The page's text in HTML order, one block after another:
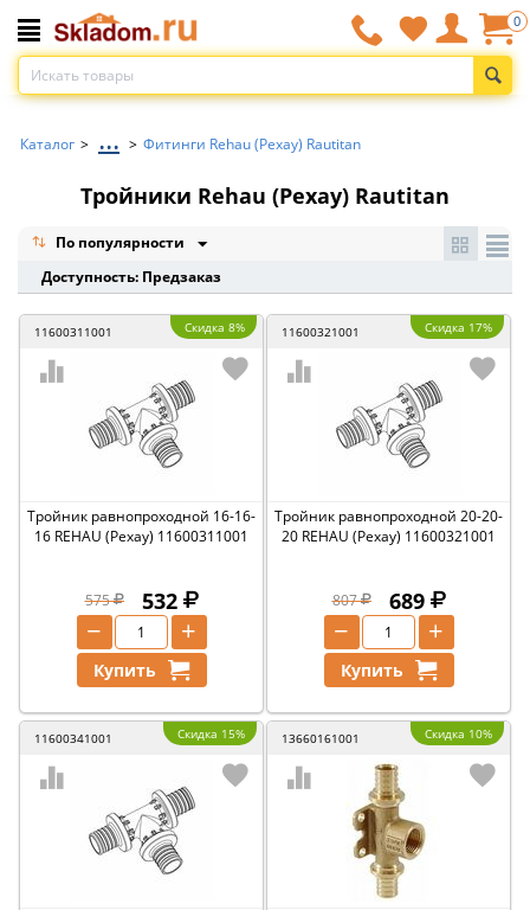
0
Каталог > ... > Фитинги Rehau (Рехау) Rautitan
Тройники Rehau (Рехау) Rautitan
По популярности
Доступность: Предзаказ
11600311001 Скидка 8%
Тройник равнопроходной 16-16-
16 REHAU (Рехау) 11600311001
575 532
+
−
Купить
11600321001 Скидка 17%
Тройник равнопроходной 20-20-
20 REHAU (Рехау) 11600321001
807 689
+
−
Купить
11600341001 Скидка 15% 13660161001 Скидка 10%